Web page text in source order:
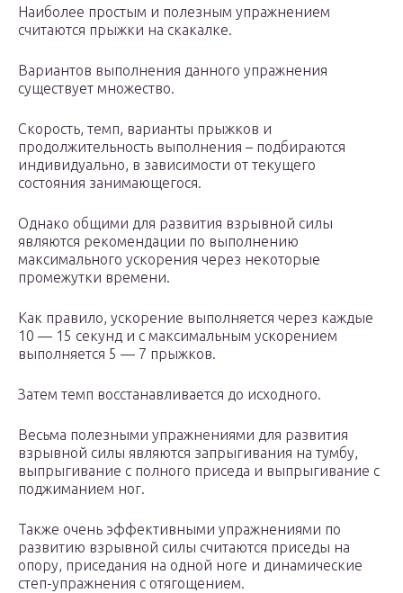
Наиболее простым и полезным упражнением
считаются прыжки на скакалке.
Вариантов выполнения данного упражнения
существует множество.
Скорость, темп, варианты прыжков и
продолжительность выполнения – подбираются
индивидуально, в зависимости от текущего
состояния занимающегося.
Однако общими для развития взрывной силы
являются рекомендации по выполнению
максимального ускорения через некоторые
промежутки времени.
Как правило, ускорение выполняется через каждые
10 — 15 секунд и с максимальным ускорением
выполняется 5 — 7 прыжков.
Затем темп восстанавливается до исходного.
Весьма полезными упражнениями для развития
взрывной силы являются запрыгивания на тумбу,
выпрыгивание с полного приседа и выпрыгивание с
поджиманием ног.
Также очень эффективными упражнениями по
развитию взрывной силы считаются приседы на
опору, приседания на одной ноге и динамические
степ-упражнения с отягощением.